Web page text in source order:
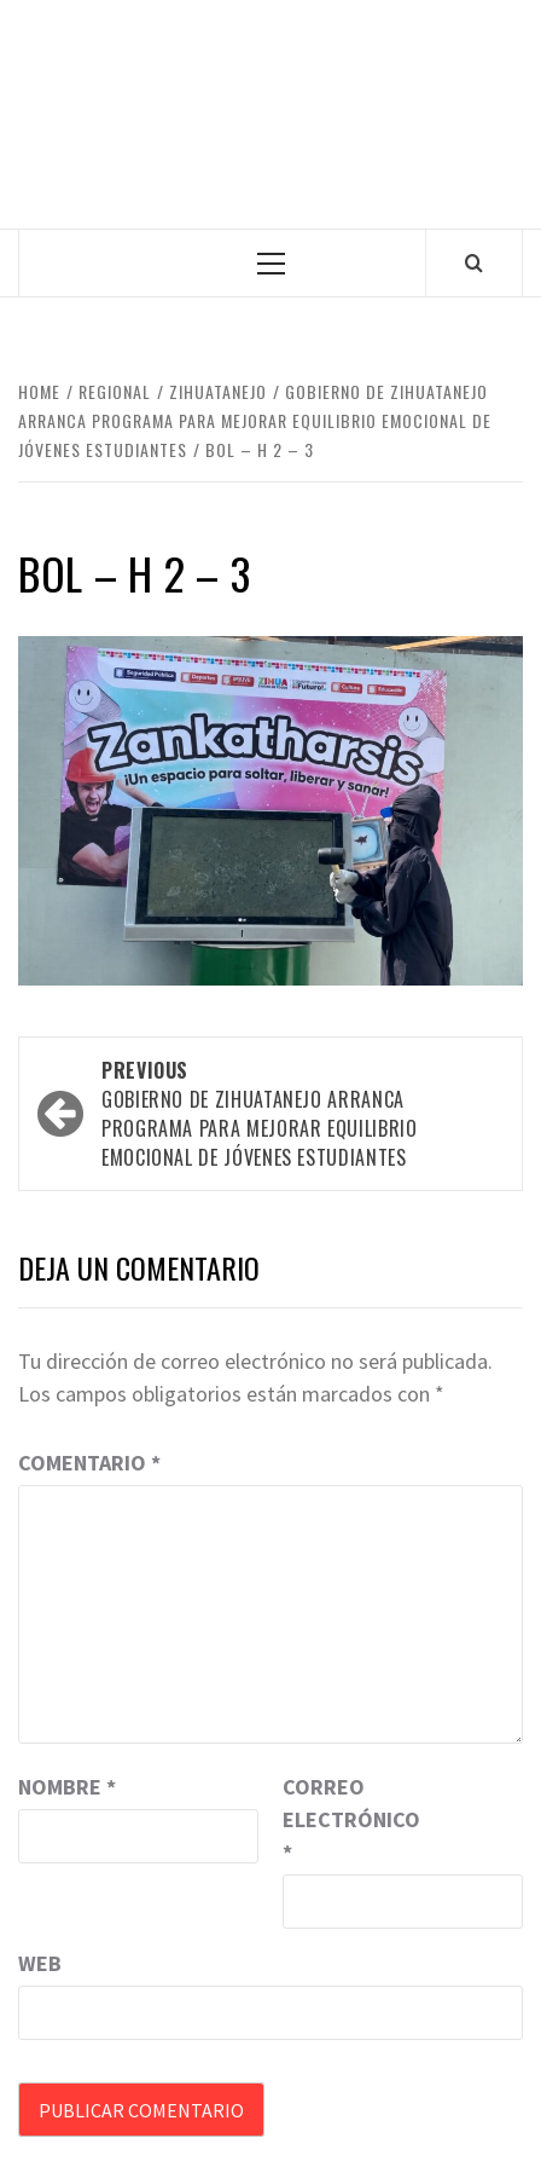
Primary
HOME REGIONAL ZIHUATANEJO
GOBIERNO DE ZIHUATANEJO
ARRANCA PROGRAMA PARA MEJORAR EQUILIBRIO EMOCIONAL DE
JÓVENES ESTUDIANTES
BOL – H 2 – 3
BOL – H 2 – 3
navigation
PREVIOUS
GOBIERNO DE ZIHUATANEJO ARRANCA
PROGRAMA PARA MEJORAR EQUILIBRIO
EMOCIONAL DE JÓVENES ESTUDIANTES
DEJA UN COMENTARIO
Tu dirección de correo electrónico no será publicada.
Los campos obligatorios están marcados con *
COMENTARIO *
NOMBRE *
CORREO
ELECTRÓNICO
*
WEB